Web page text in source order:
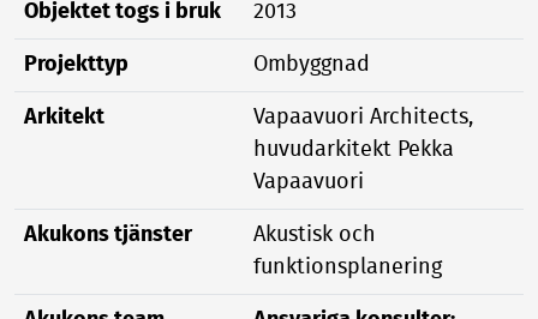
Objektet togs i bruk 2013
Projekttyp Ombyggnad
Arkitekt
Vapaavuori Architects,
huvudarkitekt Pekka
Vapaavuori
Akukons tjänster
Akustisk och
funktionsplanering